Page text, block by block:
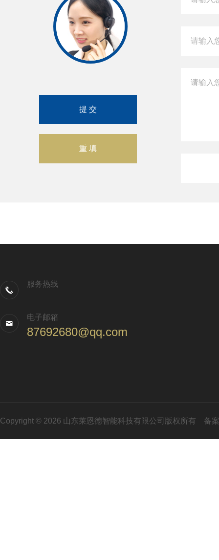
服务热线
电子邮箱
87692680@qq.com
Copyright © 2026 山东莱恩德智能科技有限公司版权所有 备